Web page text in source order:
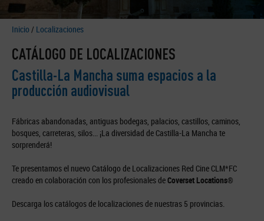
Inicio / Localizaciones
CATÁLOGO DE LOCALIZACIONES
Castilla-La Mancha suma espacios a la
producción audiovisual
Fábricas abandonadas, antiguas bodegas, palacios, castillos, caminos,
bosques, carreteras, silos... ¡La diversidad de Castilla-La Mancha te
sorprenderá!
Te presentamos el nuevo Catálogo de Localizaciones Red Cine CLM*FC
creado en colaboración con los profesionales deCoverset Locations®
Descarga los catálogos de localizaciones de nuestras 5 provincias.